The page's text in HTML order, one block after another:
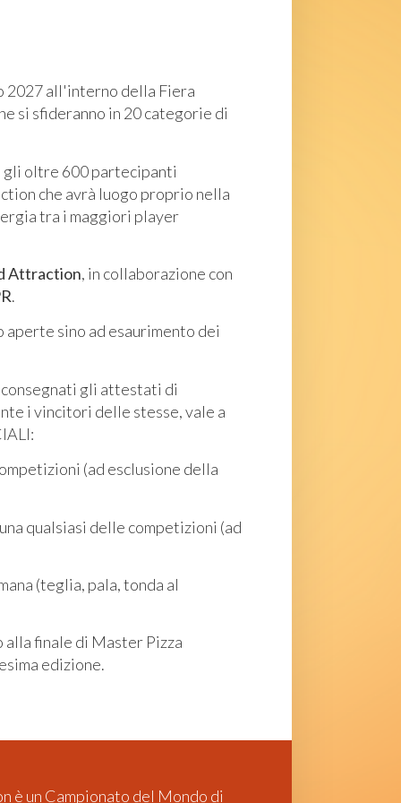
2027 all'interno della Fiera
si sfideranno in 20 categorie di
gli oltre 600 partecipanti
che avrà luogo proprio nella
tra i maggiori player
Attraction, in collaborazione con
.
aperte sino ad esaurimento dei
gli attestati di
i vincitori delle stesse, vale a
(ad esclusione della
qualsiasi delle competizioni (ad
(teglia, pala, tonda al
finale di Master Pizza
edizione.
è un Campionato del Mondo di